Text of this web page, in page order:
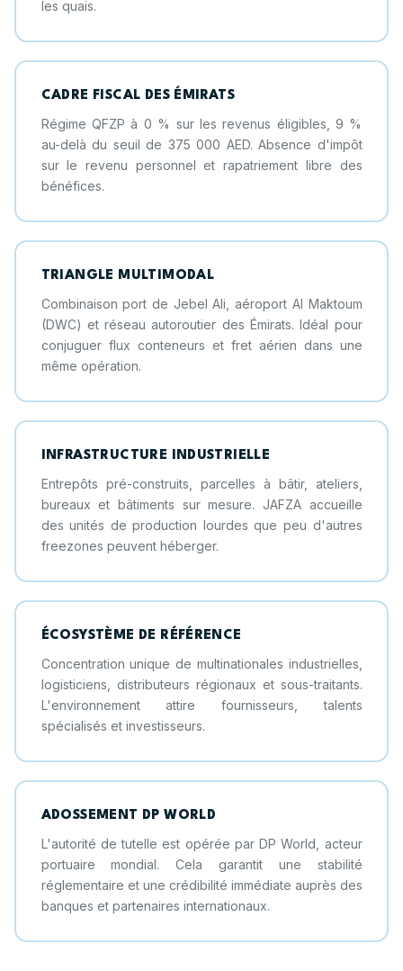
les quais.
CADRE FISCAL DES ÉMIRATS
Régime QFZP à 0 % sur les revenus éligibles, 9 %
au-delà du seuil de 375 000 AED. Absence d'impôt
sur le revenu personnel et rapatriement libre des
bénéfices.
TRIANGLE MULTIMODAL
Combinaison port de Jebel Ali, aéroport Al Maktoum
(DWC) et réseau autoroutier des Émirats. Idéal pour
conjuguer flux conteneurs et fret aérien dans une
même opération.
INFRASTRUCTURE INDUSTRIELLE
Entrepôts pré-construits, parcelles à bâtir, ateliers,
bureaux et bâtiments sur mesure. JAFZA accueille
des unités de production lourdes que peu d'autres
freezones peuvent héberger.
ÉCOSYSTÈME DE RÉFÉRENCE
Concentration unique de multinationales industrielles,
logisticiens, distributeurs régionaux et sous-traitants.
L'environnement attire fournisseurs, talents
spécialisés et investisseurs.
ADOSSEMENT DP WORLD
L'autorité de tutelle est opérée par DP World, acteur
portuaire mondial. Cela garantit une stabilité
réglementaire et une crédibilité immédiate auprès des
banques et partenaires internationaux.